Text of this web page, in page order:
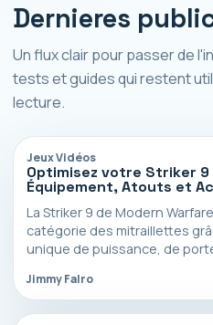
Dernieres
Un flux clair pour passer de
tests et guides qui restent
lecture.
Jeux Vidéos
Optimisez votre Striker 9
Équipement, Atouts et
Incontournables
La Striker 9 de Modern
catégorie des mitraillettes
unique de puissance, de
Jimmy Falro